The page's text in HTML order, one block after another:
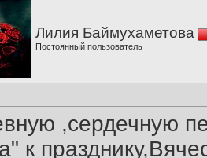
Лилия Баймухаметова
Постоянный пользователь
,сердечную
к